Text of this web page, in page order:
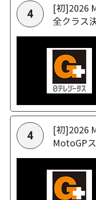
4
[初]2026
全クラス
4
[初]2026
MotoGP